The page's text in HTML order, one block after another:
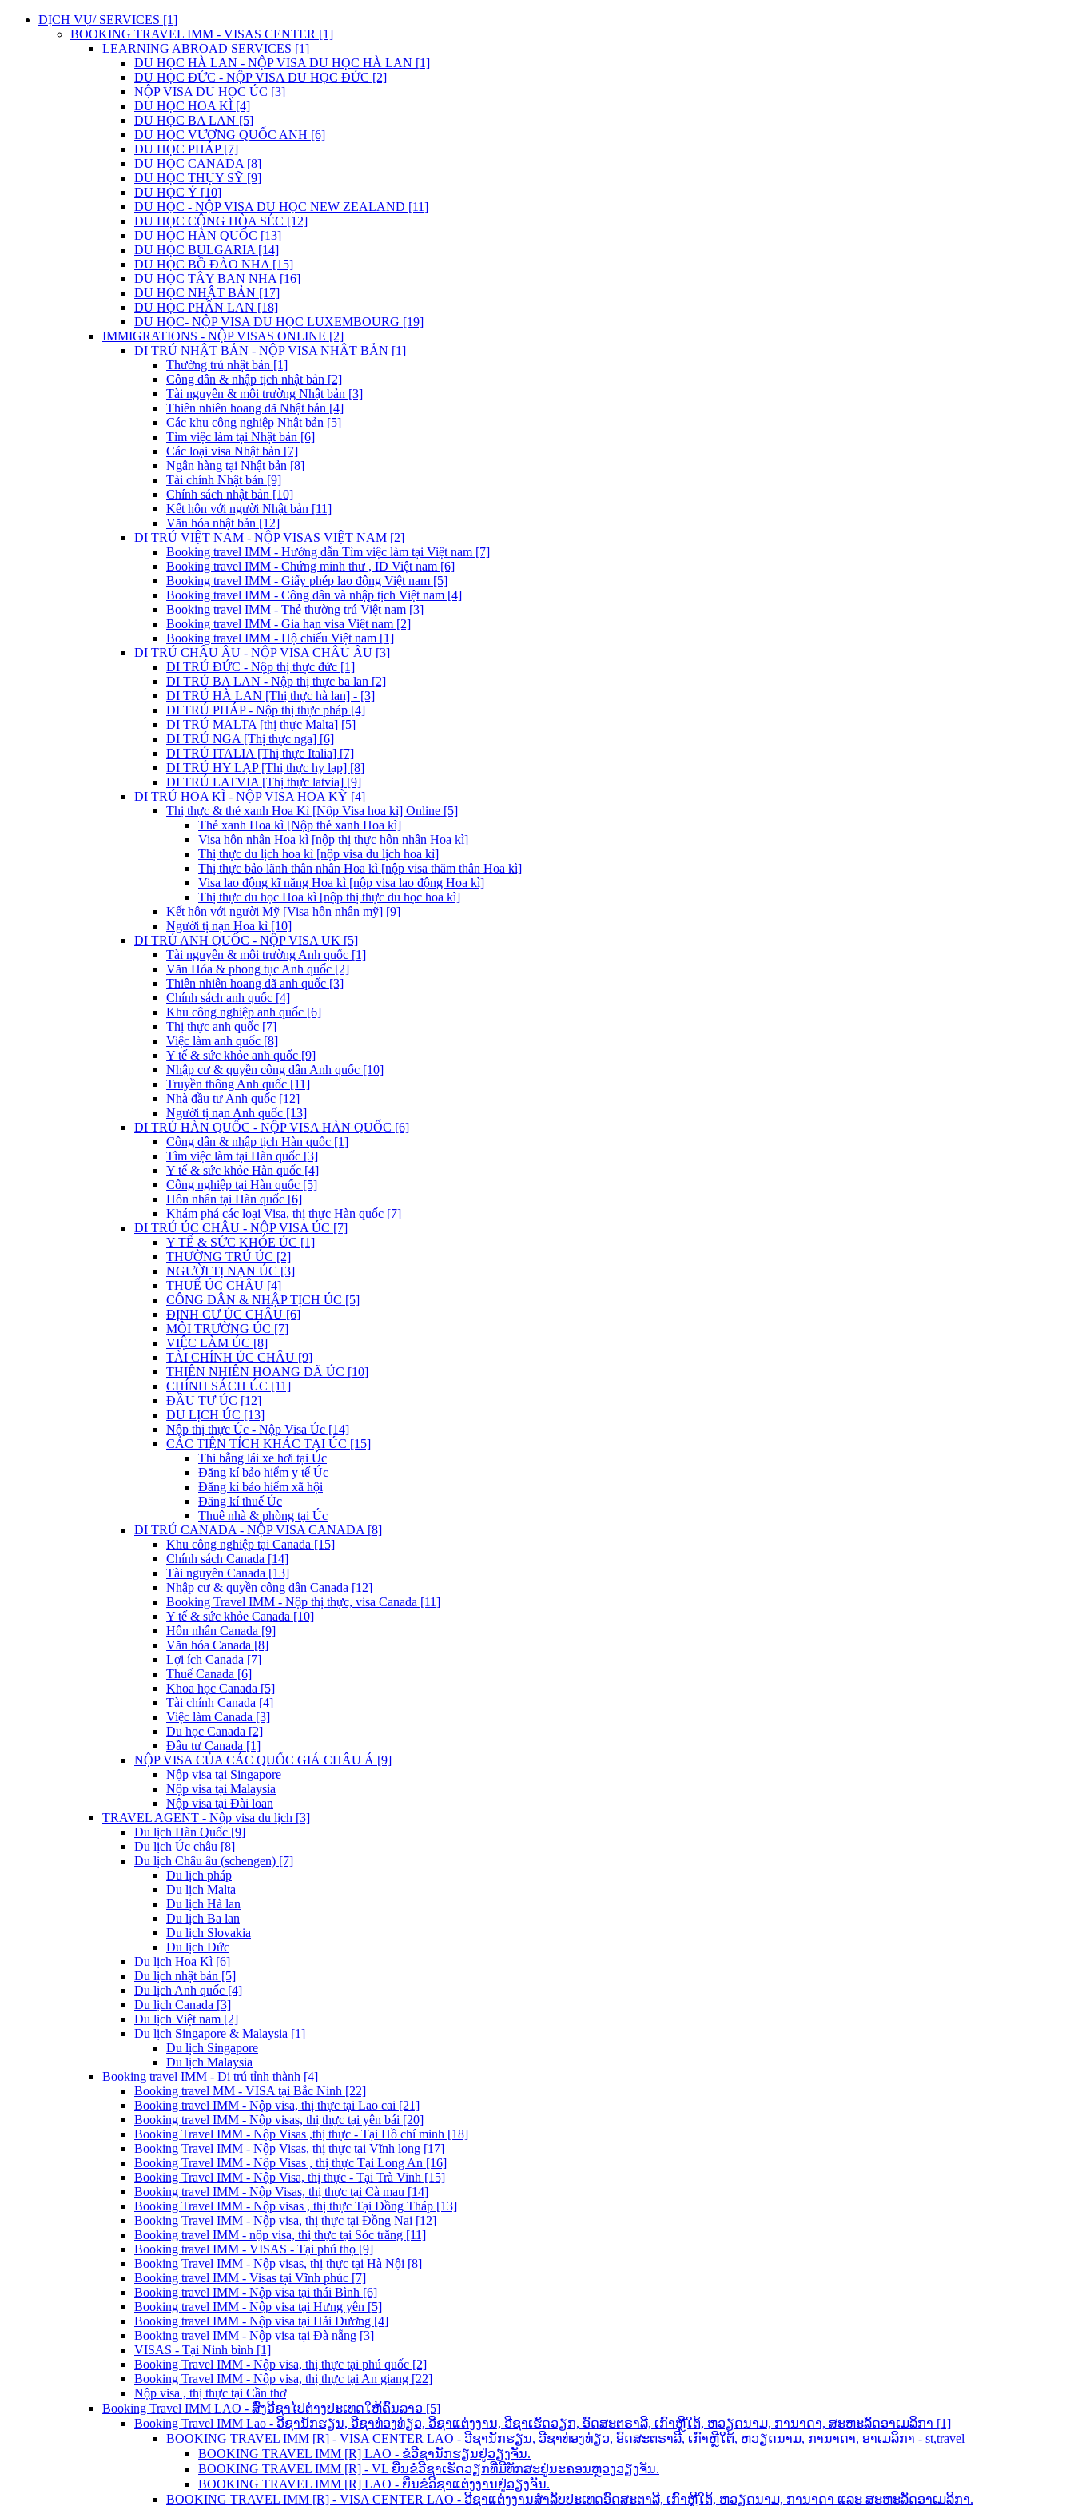
DỊCH VỤ/ SERVICES [1]
BOOKING TRAVEL IMM - VISAS CENTER [1]
LEARNING ABROAD SERVICES [1]
DU HỌC HÀ LAN - NỘP VISA DU HỌC HÀ LAN [1]
DU HỌC ĐỨC - NỘP VISA DU HỌC ĐỨC [2]
NỘP VISA DU HỌC ÚC [3]
DU HỌC HOA KÌ [4]
DU HỌC BA LAN [5]
DU HỌC VƯƠNG QUỐC ANH [6]
DU HỌC PHÁP [7]
DU HỌC CANADA [8]
DU HỌC THỤY SỸ [9]
DU HỌC Ý [10]
DU HỌC - NỘP VISA DU HỌC NEW ZEALAND [11]
DU HỌC CỘNG HÒA SÉC [12]
DU HỌC HÀN QUỐC [13]
DU HỌC BULGARIA [14]
DU HỌC BỒ ĐÀO NHA [15]
DU HỌC TÂY BAN NHA [16]
DU HỌC NHẬT BẢN [17]
DU HỌC PHẦN LAN [18]
DU HỌC- NỘP VISA DU HỌC LUXEMBOURG [19]
IMMIGRATIONS - NỘP VISAS ONLINE [2]
DI TRÚ NHẬT BẢN - NỘP VISA NHẬT BẢN [1]
Thường trú nhật bản [1]
Công dân & nhập tịch nhật bản [2]
Tài nguyên & môi trường Nhật bản [3]
Thiên nhiên hoang dã Nhật bản [4]
Các khu công nghiệp Nhật bản [5]
Tìm việc làm tại Nhật bản [6]
Các loại visa Nhật bản [7]
Ngân hàng tại Nhật bản [8]
Tài chính Nhật bản [9]
Chính sách nhật bản [10]
Kết hôn với người Nhật bản [11]
Văn hóa nhật bản [12]
DI TRÚ VIỆT NAM - NỘP VISAS VIỆT NAM [2]
Booking travel IMM - Hướng dẫn Tìm việc làm tại Việt nam [7]
Booking travel IMM - Chứng minh thư , ID Việt nam [6]
Booking travel IMM - Giấy phép lao động Việt nam [5]
Booking travel IMM - Công dân và nhập tịch Việt nam [4]
Booking travel IMM - Thẻ thường trú Việt nam [3]
Booking travel IMM - Gia hạn visa Việt nam [2]
Booking travel IMM - Hộ chiếu Việt nam [1]
DI TRÚ CHÂU ÂU - NỘP VISA CHÂU ÂU [3]
DI TRÚ ĐỨC - Nộp thị thực đức [1]
DI TRÚ BA LAN - Nộp thị thực ba lan [2]
DI TRÚ HÀ LAN [Thị thực hà lan] - [3]
DI TRÚ PHÁP - Nộp thị thực pháp [4]
DI TRÚ MALTA [thị thực Malta] [5]
DI TRÚ NGA [Thị thực nga] [6]
DI TRÚ ITALIA [Thị thực Italia] [7]
DI TRÚ HY LẠP [Thị thực hy lạp] [8]
DI TRÚ LATVIA [Thị thực latvia] [9]
DI TRÚ HOA KÌ - NỘP VISA HOA KỲ [4]
Thị thực & thẻ xanh Hoa Kì [Nộp Visa hoa kì] Online [5]
Thẻ xanh Hoa kì [Nộp thẻ xanh Hoa kì]
Visa hôn nhân Hoa kì [nộp thị thực hôn nhân Hoa kì]
Thị thực du lịch hoa kì [nộp visa du lịch hoa kì]
Thị thực bảo lãnh thân nhân Hoa kì [nộp visa thăm thân Hoa kì]
Visa lao động kĩ năng Hoa kì [nộp visa lao động Hoa kì]
Thị thực du học Hoa kì [nộp thị thực du học hoa kì]
Kết hôn với người Mỹ [Visa hôn nhân mỹ] [9]
Người tị nạn Hoa kì [10]
DI TRÚ ANH QUỐC - NỘP VISA UK [5]
Tài nguyên & môi trường Anh quốc [1]
Văn Hóa & phong tục Anh quốc [2]
Thiên nhiên hoang dã anh quốc [3]
Chính sách anh quốc [4]
Khu công nghiệp anh quốc [6]
Thị thực anh quốc [7]
Việc làm anh quốc [8]
Y tế & sức khỏe anh quốc [9]
Nhập cư & quyền công dân Anh quốc [10]
Truyền thông Anh quốc [11]
Nhà đầu tư Anh quốc [12]
Người tị nạn Anh quốc [13]
DI TRÚ HÀN QUỐC - NỘP VISA HÀN QUỐC [6]
Công dân & nhập tịch Hàn quốc [1]
Tìm việc làm tại Hàn quốc [3]
Y tế & sức khỏe Hàn quốc [4]
Công nghiệp tại Hàn quốc [5]
Hôn nhân tại Hàn quốc [6]
Khám phá các loại Visa, thị thực Hàn quốc [7]
DI TRÚ ÚC CHÂU - NỘP VISA ÚC [7]
Y TẾ & SỨC KHỎE ÚC [1]
THƯỜNG TRÚ ÚC [2]
NGƯỜI TỊ NẠN ÚC [3]
THUẾ ÚC CHÂU [4]
CÔNG DÂN & NHẬP TỊCH ÚC [5]
ĐỊNH CƯ ÚC CHÂU [6]
MÔI TRƯỜNG ÚC [7]
VIỆC LÀM ÚC [8]
TÀI CHÍNH ÚC CHÂU [9]
THIÊN NHIÊN HOANG DÃ ÚC [10]
CHÍNH SÁCH ÚC [11]
ĐẦU TƯ ÚC [12]
DU LỊCH ÚC [13]
Nộp thị thực Úc - Nộp Visa Úc [14]
CÁC TIỆN TÍCH KHÁC TẠI ÚC [15]
Thi bằng lái xe hơi tại Úc
Đăng kí bảo hiểm y tế Úc
Đăng kí bảo hiểm xã hội
Đăng kí thuế Úc
Thuê nhà & phòng tại Úc
DI TRÚ CANADA - NỘP VISA CANADA [8]
Khu công nghiệp tại Canada [15]
Chính sách Canada [14]
Tài nguyên Canada [13]
Nhập cư & quyền công dân Canada [12]
Booking Travel IMM - Nộp thị thực, visa Canada [11]
Y tế & sức khỏe Canada [10]
Hôn nhân Canada [9]
Văn hóa Canada [8]
Lợi ích Canada [7]
Thuế Canada [6]
Khoa học Canada [5]
Tài chính Canada [4]
Việc làm Canada [3]
Du học Canada [2]
Đầu tư Canada [1]
NỘP VISA CỦA CÁC QUỐC GIÁ CHÂU Á [9]
Nộp visa tại Singapore
Nộp visa tại Malaysia
Nộp visa tại Đài loan
TRAVEL AGENT - Nộp visa du lịch [3]
Du lịch Hàn Quốc [9]
Du lịch Úc châu [8]
Du lịch Châu âu (schengen) [7]
Du lịch pháp
Du lịch Malta
Du lịch Hà lan
Du lịch Ba lan
Du lịch Slovakia
Du lịch Đức
Du lịch Hoa Kì [6]
Du lịch nhật bản [5]
Du lịch Anh quốc [4]
Du lịch Canada [3]
Du lịch Việt nam [2]
Du lịch Singapore & Malaysia [1]
Du lịch Singapore
Du lịch Malaysia
Booking travel IMM - Di trú tỉnh thành [4]
Booking travel MM - VISA tại Bắc Ninh [22]
Booking travel IMM - Nộp visa, thị thực tại Lao cai [21]
Booking travel IMM - Nộp visas, thị thực tại yên bái [20]
Booking Travel IMM - Nộp Visas ,thị thực - Tại Hồ chí minh [18]
Booking Travel IMM - Nộp Visas, thị thực tại Vĩnh long [17]
Booking Travel IMM - Nộp Visas , thị thực Tại Long An [16]
Booking Travel IMM - Nộp Visa, thị thực - Tại Trà Vinh [15]
Booking travel IMM - Nộp Visas, thị thực tại Cà mau [14]
Booking Travel IMM - Nộp visas , thị thực Tại Đồng Tháp [13]
Booking Travel IMM - Nộp visa, thị thực tại Đồng Nai [12]
Booking travel IMM - nộp visa, thị thực tại Sóc trăng [11]
Booking travel IMM - VISAS - Tại phú thọ [9]
Booking Travel IMM - Nộp visas, thị thực tại Hà Nội [8]
Booking travel IMM - Visas tại Vĩnh phúc [7]
Booking travel IMM - Nộp visa tại thái Bình [6]
Booking travel IMM - Nộp visa tại Hưng yên [5]
Booking travel IMM - Nộp visa tại Hải Dương [4]
Booking travel IMM - Nộp visa tại Đà nẵng [3]
VISAS - Tại Ninh bình [1]
Booking Travel IMM - Nộp visa, thị thực tại phú quốc [2]
Booking Travel IMM - Nộp visa, thị thực tại An giang [22]
Nộp visa , thị thực tại Cần thơ
Booking Travel IMM LAO - ສົ່ງວີຊາໄປຕ່າງປະເທດໃຫ້ຄົນລາວ [5]
Booking Travel IMM Lao - ວີຊານັກຮຽນ, ວີຊາທ່ອງທ່ຽວ, ວີຊາແຕ່ງງານ, ວີຊາເຮັດວຽກ, ອົດສະຕຣາລີ, ເກົາຫຼີໃຕ້, ຫວຽດນາມ, ການາດາ, ສະຫະລັດອາເມລິກາ [1]
BOOKING TRAVEL IMM [R] - VISA CENTER LAO - ວີຊານັກຮຽນ, ວີຊາທ່ອງທ່ຽວ, ອົດສະຕຣາລີ, ເກົາຫຼີໃຕ້, ຫວຽດນາມ, ການາດາ, ອາເມລິກາ - st,travel
BOOKING TRAVEL IMM [R] LAO - ຂໍວີຊານັກຮຽນຢູ່ວຽງຈັນ.
BOOKING TRAVEL IMM [R] - VL ຍື່ນຂໍວີຊາເຮັດວຽກທີ່ມີທັກສະຢູ່ນະຄອນຫຼວງວຽງຈັນ.
BOOKING TRAVEL IMM [R] LAO - ຍື່ນຂໍວີຊາແຕ່ງງານຢູ່ວຽງຈັນ.
BOOKING TRAVEL IMM [R] - VISA CENTER LAO - ວີຊາແຕ່ງງານສຳລັບປະເທດອົດສະຕາລີ, ເກົາຫຼີໃຕ້, ຫວຽດນາມ, ການາດາ ແລະ ສະຫະລັດອາເມລິກາ.